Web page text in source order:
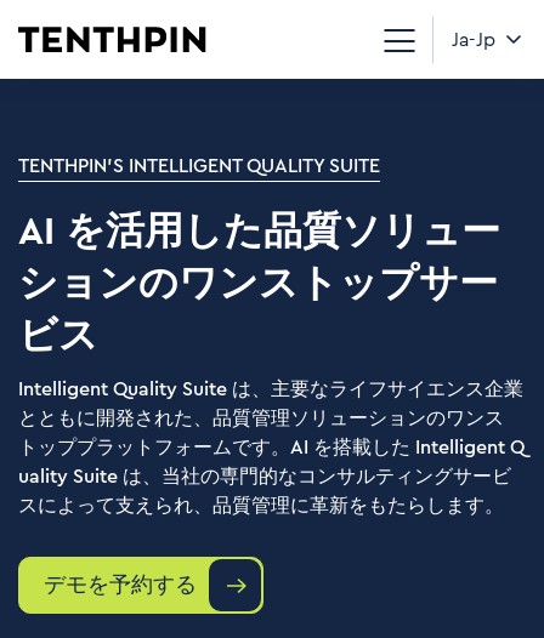
Ja-Jp
TENTHPIN'S INTELLIGENT QUALITY SUITE
AI を活用した品質ソリュー
ションのワンストップサー
ビス
Intelligent Quality Suite は、主要なライフサイエンス企業
とともに開発された、品質管理ソリューションのワンス
トッププラットフォームです。AI を搭載した Intelligent Q
uality Suite は、当社の専門的なコンサルティングサービ
スによって支えられ、品質管理に革新をもたらします。
デモを予約する